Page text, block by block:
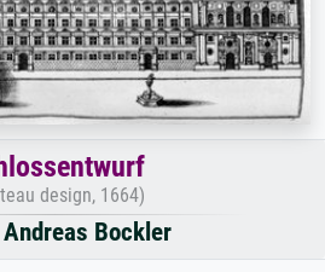
design, 1664)
Andreas Bockler